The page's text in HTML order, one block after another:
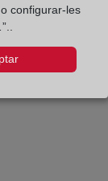
configurar-les